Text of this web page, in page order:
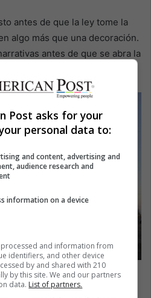
antes de que la ley tome la
algo más que una decoración.
antes de que se abra la
EFE/ Nazima Raghubir
permitirse
Post asks for your
personal data to:
and content, advertising and
audience research and
information on a device
and information from
identifiers, and other device
by and shared with 210
by this site. We and our partners
data. List of partners.